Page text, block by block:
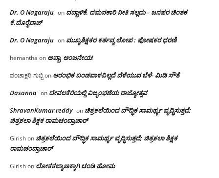
Dr. O Nagaraju on ದಬ್ಬಾಳಿಕೆ, ದಮನಕಾರಿ ನೀತಿ ಸಲ್ಲದು – ಜನಪರ ಚಿಂತಕ
ಕೆ.ದೊರೈರಾಜ್
Dr. O Nagaraju on ಮುಖ್ಯಶಿಕ್ಷಕರ ಕರ್ತವ್ಯ ಲೋಪ : ಪೋಷಕರ ಧರಣಿ
hemantha on ಅಬ್ಬಾ, ಆಂಜನೇಯ!
ಪಂಚಾಕ್ಷರಿ ಗುಬ್ಬಿon ಆರಂಭಿಕ ಬಂಡವಾಳವಿಲ್ಲದೆ ಬೆಳೆಯುವ ಬೆಳೆ- ಮಿಡಿ ಸೌತೆ
Dasanna on ದೇವಲಕೆರೆಯಲ್ಲಿ ವಿಜೃಂಭಣೆಯ ರಾಜ್ಯೋತ್ಸವ
ShravanKumar reddy on ಚಿತ್ರಕಲೆಯಿಂದ ಬೌದ್ಧಿಕ ಸಾಮರ್ಥ್ಯ ವೃದ್ಧಿಸುತ್ತದೆ;
ಚಿತ್ರಕಲಾ ಶಿಕ್ಷಕ ರಾಮಚಂದ್ರಾಚಾರ್
Girishon ಚಿತ್ರಕಲೆಯಿಂದ ಬೌದ್ಧಿಕ ಸಾಮರ್ಥ್ಯ ವೃದ್ಧಿಸುತ್ತದೆ; ಚಿತ್ರಕಲಾ ಶಿಕ್ಷಕ
ರಾಮಚಂದ್ರಾಚಾರ್
Girishon ಲೋಕಕಲ್ಯಾಣಕ್ಕಾಗಿ ಚಂಡಿ ಹೋಮ